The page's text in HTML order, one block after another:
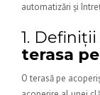
automatizări și
1.
terasa
O terasă pe